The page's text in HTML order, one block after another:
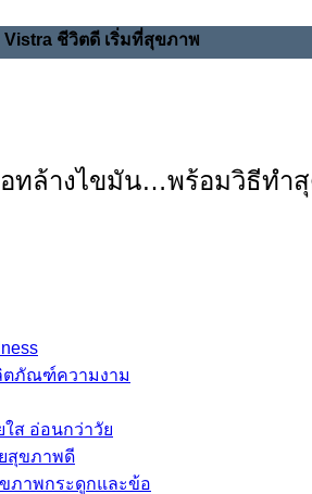
ชีวิตดี เริ่มที่สุขภาพ
ตภัณฑ์ความงาม
ใส อ่อนกว่าวัย
สุขภาพดี
ภาพกระดูกและข้อ
ทล้างไขมัน…พร้อมวิธีทำสุ